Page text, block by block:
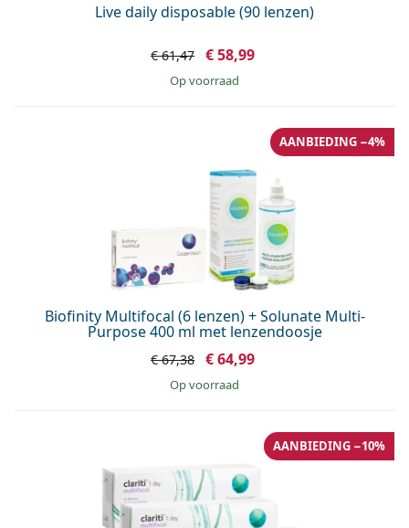
Live daily disposable (90 lenzen)
€ 61,47 € 58,99
op voorraad
Biofinity Multifocal (6 lenzen) + Solunate Multi-
Purpose 400 ml met lenzendoosje
AANBIEDING −4%
€ 67,38 € 64,99
op voorraad
AANBIEDING −10%